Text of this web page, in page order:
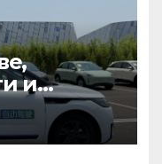
и
имат